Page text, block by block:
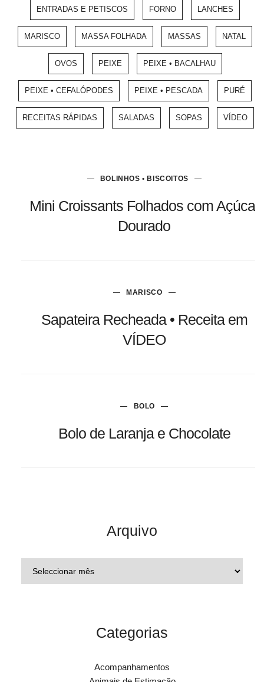
ENTRADAS E PETISCOS FORNO LANCHES
MARISCO MASSA FOLHADA MASSAS NATAL
OVOS PEIXE PEIXE • BACALHAU
PEIXE • CEFALÓPODES PEIXE • PESCADA PURÉ
RECEITAS RÁPIDAS SALADAS SOPAS VÍDEO
BOLINHOS • BISCOITOS
Mini Croissants Folhados com Açúcar
Dourado
MARISCO
Sapateira Recheada • Receita em
VÍDEO
BOLO
Bolo de Laranja e Chocolate
Arquivo
Categorias
Acompanhamentos